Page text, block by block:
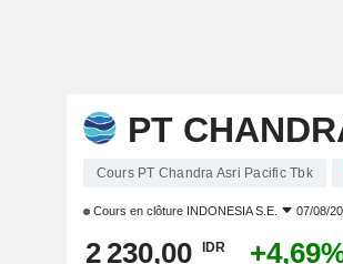
PT
Cours PT Chandra Asri Pacific Tbk
Cours en clôture INDONESIA S.E. 07/08/
2 230,00 IDR